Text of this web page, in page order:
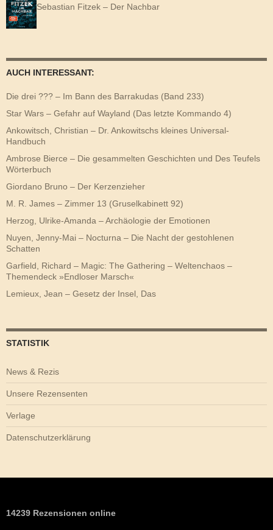
Sebastian Fitzek – Der Nachbar
AUCH INTERESSANT:
Die drei ??? – Im Bann des Barrakudas (Band 233)
Star Wars – Gefahr auf Wayland (Das letzte Kommando 4)
Ankowitsch, Christian – Dr. Ankowitschs kleines Universal-
Handbuch
Ambrose Bierce – Die gesammelten Geschichten und Des Teufels
Wörterbuch
Giordano Bruno – Der Kerzenzieher
M. R. James – Zimmer 13 (Gruselkabinett 92)
Herzog, Ulrike-Amanda – Archäologie der Emotionen
Nuyen, Jenny-Mai – Nocturna – Die Nacht der gestohlenen
Schatten
Garfield, Richard – Magic: The Gathering – Weltenchaos –
Themendeck »Endloser Marsch«
Lemieux, Jean – Gesetz der Insel, Das
STATISTIK
News & Rezis
Unsere Rezensenten
Verlage
Datenschutzerklärung
14239 Rezensionen online